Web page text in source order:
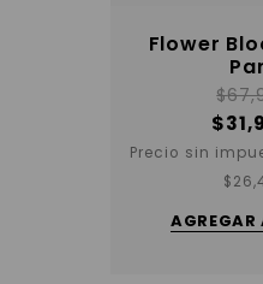
Flower
$
$
Precio sin
$
AGREGAR